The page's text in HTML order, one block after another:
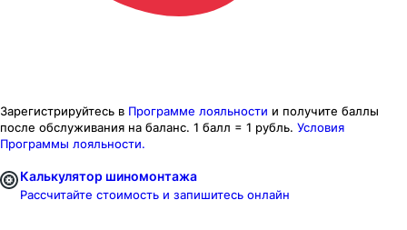
Зарегистрируйтесь в Программе лояльности и получите баллы
после обслуживания на баланс. 1 балл = 1 рубль. Условия
Программы лояльности.
Калькулятор шиномонтажа
Рассчитайте стоимость и запишитесь онлайн